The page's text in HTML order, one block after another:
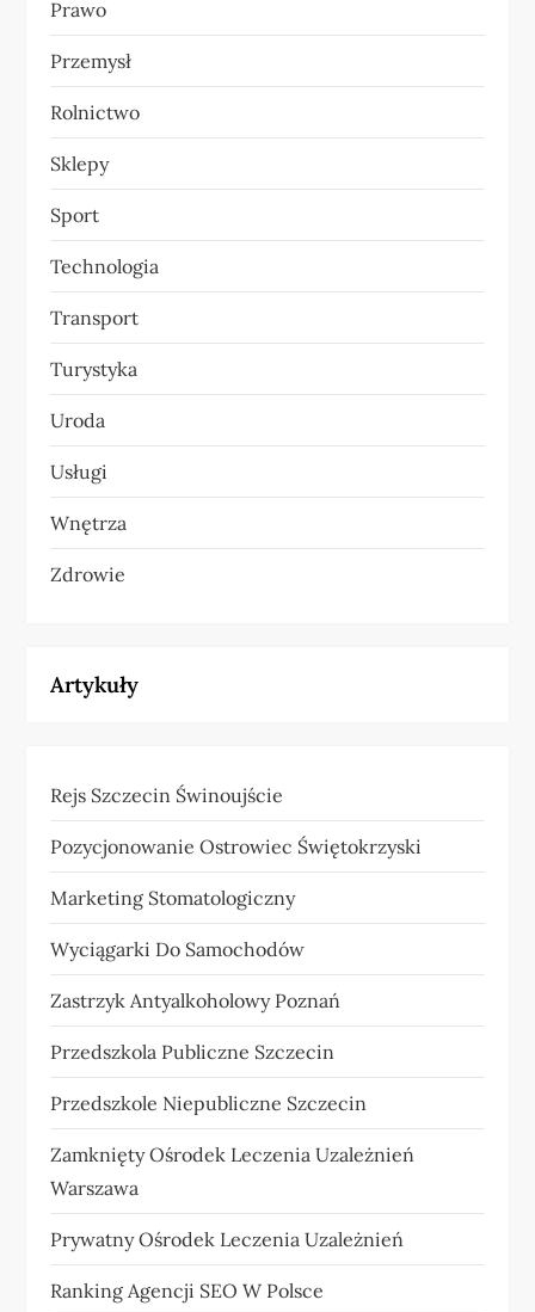
Prawo
Przemysł
Rolnictwo
Sklepy
Sport
Technologia
Transport
Turystyka
Uroda
Usługi
Wnętrza
Zdrowie
Artykuły
Rejs Szczecin Świnoujście
Pozycjonowanie Ostrowiec Świętokrzyski
Marketing Stomatologiczny
Wyciągarki Do Samochodów
Zastrzyk Antyalkoholowy Poznań
Przedszkola Publiczne Szczecin
Przedszkole Niepubliczne Szczecin
Zamknięty Ośrodek Leczenia Uzależnień
Warszawa
Prywatny Ośrodek Leczenia Uzależnień
Ranking Agencji SEO W Polsce